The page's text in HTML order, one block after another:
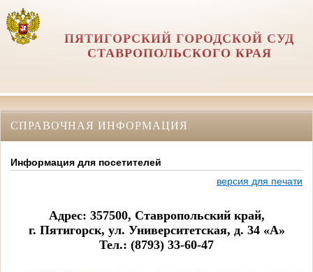
ПЯТИГОРСКИЙ ГОРОДСКОЙ СУД
СТАВРОПОЛЬСКОГО КРАЯ
СПРАВОЧНАЯ ИНФОРМАЦИЯ
Информация для посетителей
версия для печати
Адрес: 357500, Ставропольский край,
г. Пятигорск, ул. Университетская, д. 34 «А»
Тел.: (8793) 33-60-47